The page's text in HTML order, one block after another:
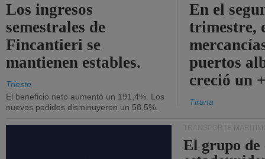
Los ingresos
semestrales de
Fincantieri se
mantienen estables.
Trieste
El beneficio neto aumentó un 191,4%. Los
nuevos pedidos disminuyeron un 58,5%.
En el
trimestre,
puertos
creció un
Tirana
El grupo de